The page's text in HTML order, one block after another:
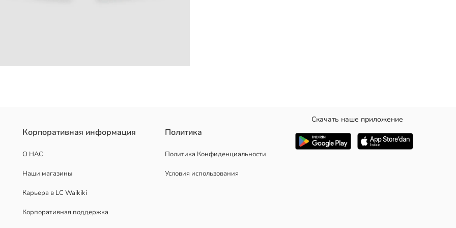
Корпоративная информация
О НАС
Наши магазины
Карьера в LC Waikiki
Корпоративная поддержка
Политика
Политика Конфиденциальности
Условия использования
Скачать наше приложение